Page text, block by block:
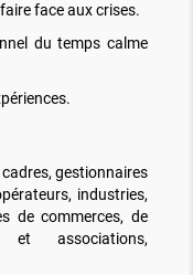
face aux crises.
du temps calme
gestionnaires
industries,
de commerces, de
et associations,